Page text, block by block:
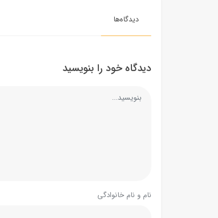
دیدگاه‌ها
دیدگاه خود را بنویسید
نام و نام خانوادگی